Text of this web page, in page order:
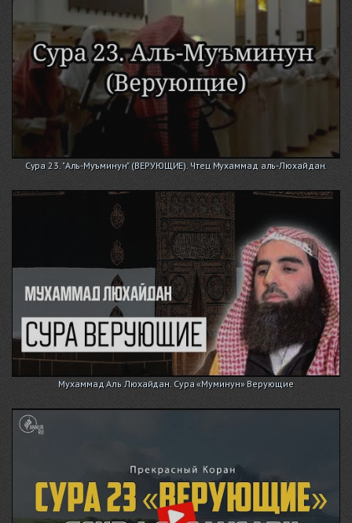
Сура 23. "Аль-Муъминун" (ВЕРУЮЩИЕ). Чтец Мухаммад аль-Люхайдан.
Мухаммад Аль Люхайдан. Сура «Муминун» Верующие